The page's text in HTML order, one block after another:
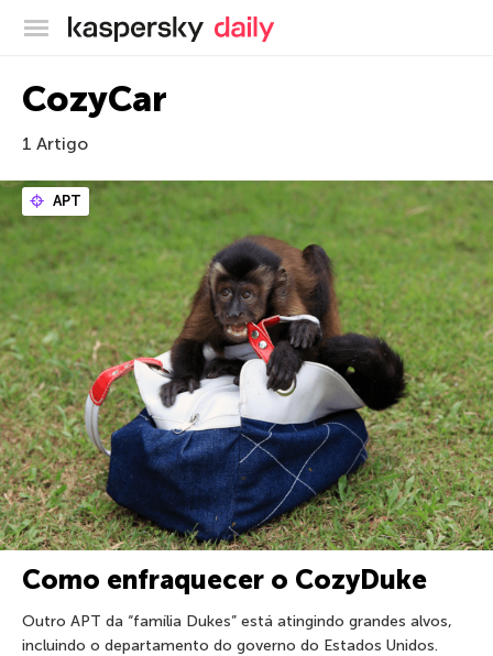
Blog oficial da Kaspersky
CozyCar
1 Artigo
APT
Como enfraquecer o CozyDuke
Outro APT da “família Dukes” está atingindo grandes alvos,
incluindo o departamento do governo do Estados Unidos.